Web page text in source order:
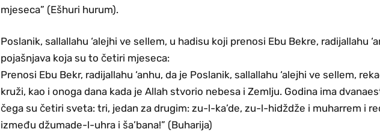
mjeseca” (Ešhuri hurum).
Poslanik, sallallahu ‘alejhi ve sellem, u hadisu koji prenosi Ebu Bekre, radijallahu
pojašnjava koja su to četiri mjeseca:
Prenosi Ebu Bekr, radijallahu ‘anhu, da je Poslanik, sallallahu ‘alejhi ve sellem,
kruži, kao i onoga dana kada je Allah stvorio nebesa i Zemlju. Godina ima
čega su četiri sveta: tri, jedan za drugim: zu-l-ka’de, zu-l-hidždže i muharrem i
između džumade-l-uhra i ša’bana!” (Buharija)